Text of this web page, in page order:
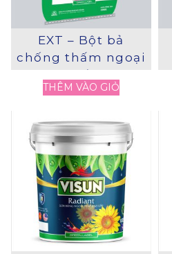
EXT – Bột bả
chống thấm ngoại
thất
THÊM VÀO GIỎ